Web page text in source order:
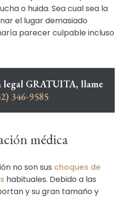
o huida. Sea cual sea la
el lugar demasiado
parecer culpable incluso
legal GRATUITA, llame
346-9585
médica
no son sus choques de
habituales. Debido a las
y su gran tamaño y